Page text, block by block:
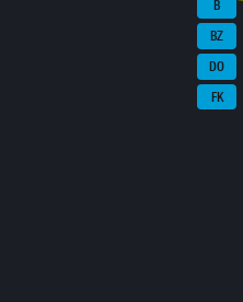
B
BZ
DO
FK